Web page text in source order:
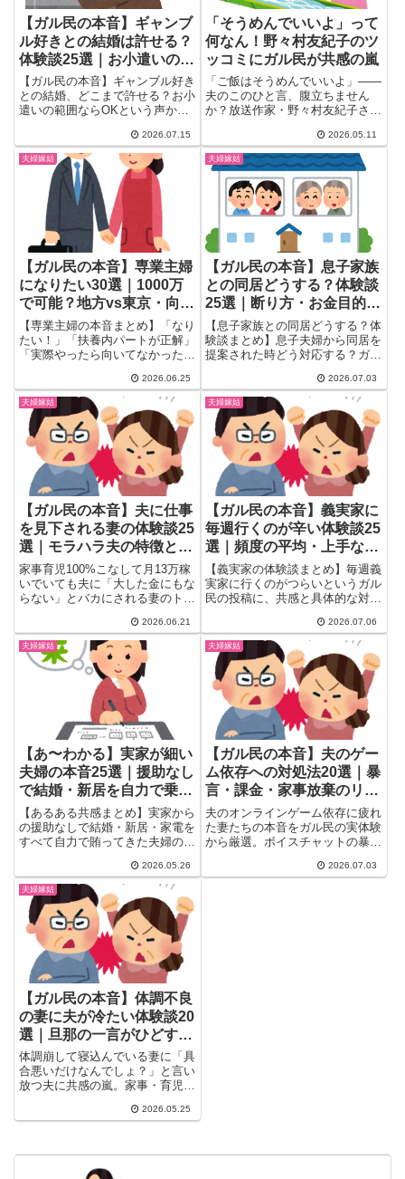
【ガル民の本音】ギャンブ
ル好きとの結婚は許せる？
体験談25選｜お小遣いの範
囲・離婚に至った実例まと
め
【ガル民の本音】ギャンブル好き
との結婚、どこまで許せる？お小
遣いの範囲ならOKという声か
壊れた壮絶な体験談まで、126件
のリアルな声を25選厳選しまし
た。離婚に至った実例やうまくい
ってる夫婦の秘訣、依存症のサイ
ンまで一気にチェックできます。
2026.07.15
「そうめんでいいよ」って
何なん！野々村友紀子のツ
ッコミにガル民が共感の嵐
「ご飯はそうめんでいいよ」——
夫のこのひと言、腹立ちません
か？放送作家・野々村友紀子さん
2026.05.11
夫婦嫁姑
【ガル民の本音】専業主婦
になりたい30選｜1000万
で可能？地方vs東京・向き
不向きリアル
【専業主婦の本音まとめ】「なり
たい！」「扶養内パートが正解」
「実際やったら向いてなかった」
選。地方なら年収1000万で専業
可能か？旦那次第の現実・経験者
が語る幸福と後悔まで一気読み。
2026.06.25
夫婦嫁姑
【ガル民の本音】息子家族
との同居どうする？体験談
25選｜断り方・お金目的の
本音・近居のメリットまと
め
【息子家族との同居どうする？体
験談まとめ】息子夫婦から同居を
提案された時どう対応する？ガル
厳選。断り方・お金目当ての本
音・近居との違いまで、検索して
も出てこないリアルな本音を一気
にチェックできる保存版まとめで
す。
2026.07.03
夫婦嫁姑
【ガル民の本音】夫に仕事
を見下される妻の体験談25
選｜モラハラ夫の特徴と対
処法まとめ
家事育児100%こなして月13万稼
いでいても夫に「大した金にもな
らない」とバカにされる妻のトピ
夫の心理・特徴・対処法と離婚準
備まで、夫婦の収入格差問題のリ
アルをまとめました。同じ悩みを
抱える30〜50代女性に届けたい
2026.06.21
夫婦嫁姑
【ガル民の本音】義実家に
毎週行くのが辛い体験談25
選｜頻度の平均・上手な断
り方まとめ
【義実家の体験談まとめ】毎週義
実家に行くのがつらいというガル
民の投稿に、共感と具体的な対処
く頻度の平均、体調不良を理由に
した上手な断り方、夫を味方につ
ける会話術まで、リアルな本音の
コメントを25個厳選して紹介し
ます。
2026.07.06
夫婦嫁姑
【あ〜わかる】実家が細い
夫婦の本音25選｜援助なし
で結婚・新居を自力で乗り
切った話
【あるある共感まとめ】実家から
の援助なしで結婚・新居・家電を
すべて自力で賄ってきた夫婦のリ
聞いて虚しくなる本音から、「お
金を出すと口も出される」実態、
援助なし夫婦ならではの誇りまで
ガル民の本音25選をご紹介。
2026.05.26
夫婦嫁姑
【ガル民の本音】夫のゲー
ム依存への対処法20選｜暴
言・課金・家事放棄のリア
ル体験談
夫のオンラインゲーム依存に疲れ
た妻たちの本音をガル民の実体験
から厳選。ボイスチャットの暴
のリアルに加え、実際に効果があ
2026.07.03
夫婦嫁姑
【ガル民の本音】体調不良
の妻に夫が冷たい体験談20
選｜旦那の一言がひどすぎ
て共感の嵐
体調崩して寝込んでいる妻に「具
合悪いだけなんでしょ？」と言い
放つ夫に共感の嵐。家事・育児を
言を、ガル民の体験談20選でま
婦の本音リアル集。
2026.05.25